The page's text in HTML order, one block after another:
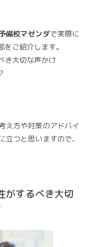
備校マゼンダで実際に
ご紹介します。
き大切な声かけ
え方や対策のアドバイ
つと思いますので、
がするべき大切